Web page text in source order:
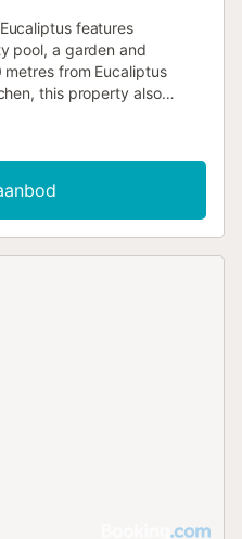
features
pool, a garden and
from Eucaliptus
this property also